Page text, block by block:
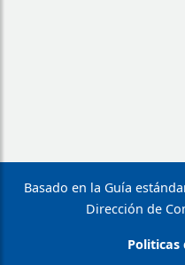
Basado en la Guía
Dirección de
Politicas